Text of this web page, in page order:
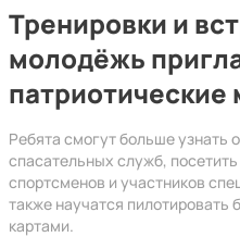
Тренировки и
молодёжь
патриотические
Ребята смогут больше узнать
спасательных служб,
спортсменов и участников
также научатся пилотировать
картами.